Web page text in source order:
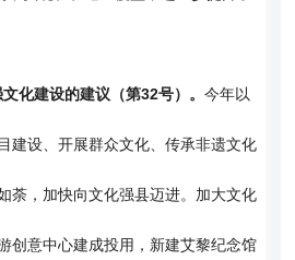
化建设的建议（第32号）。 今年以
建设、开展群众文化、传承非遗文化
荼，加快向文化强县迈进。加大文化
创意中心建成投用，新建艾黎纪念馆